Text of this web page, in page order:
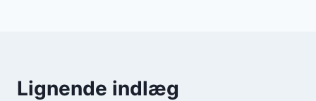
Lignende indlæg